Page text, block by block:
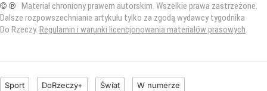
© ℗ Materiał chroniony prawem autorskim. Wszelkie prawa zastrzeżone.
Dalsze rozpowszechnianie artykułu tylko za zgodą wydawcy tygodnika
Do Rzeczy. Regulamin i warunki licencjonowania materiałów prasowych.
Sport DoRzeczy+ Świat W numerze